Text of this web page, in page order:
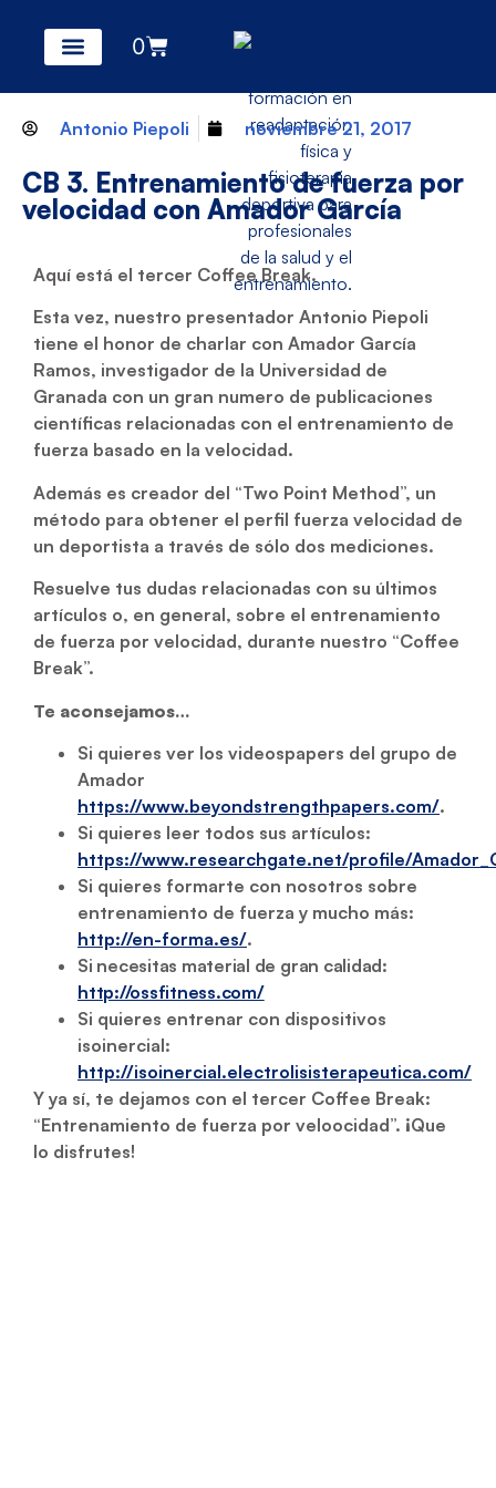
0
Antonio Piepoli noviembre 21, 2017
CB 3. Entrenamiento de fuerza por
velocidad con Amador García
Aquí está el tercer Coffee Break.
Esta vez, nuestro presentador Antonio Piepoli
tiene el honor de charlar con Amador García
Ramos, investigador de la Universidad de
Granada con un gran numero de publicaciones
científicas relacionadas con el entrenamiento de
fuerza basado en la velocidad.
Además es creador del “Two Point Method”, un
método para obtener el perfil fuerza velocidad de
un deportista a través de sólo dos mediciones.
Resuelve tus dudas relacionadas con su últimos
artículos o, en general, sobre el entrenamiento
de fuerza por velocidad, durante nuestro “Coffee
Break”.
Te aconsejamos…
Si quieres ver los videospapers del grupo de
Amador
https://www.beyondstrengthpapers.com/.
Si quieres leer todos sus artículos:
https://www.researchgate.net/profile/
Si quieres formarte con nosotros sobre
entrenamiento de fuerza y mucho más:
http://en-forma.es/.
Si necesitas material de gran calidad:
http://ossfitness.com/
Si quieres entrenar con dispositivos
isoinercial:
http://isoinercial.electrolisisterapeutica.com/
Y ya sí, te dejamos con el tercer Coffee Break:
“Entrenamiento de fuerza por veloocidad”. ¡Que
lo disfrutes!